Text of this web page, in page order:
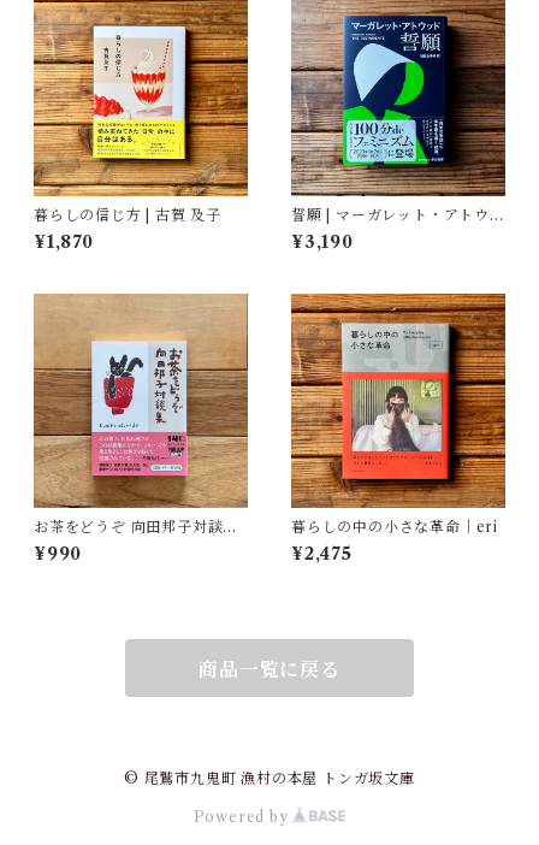
暮らしの信じ方 | 古賀 及子
¥1,870
誓願 | マーガレット・アトウッ
ド, 鴻巣 友季子(翻訳)
¥3,190
お茶をどうぞ 向田邦子対談集 |
向田 邦子
¥990
暮らしの中の小さな革命｜eri
¥2,475
商品一覧に戻る
© 尾鷲市九鬼町 漁村の本屋 トンガ坂文庫
Powered by